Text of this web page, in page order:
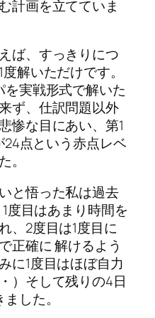
計画を立てていま
ば、すっきりにつ
解いただけです。
実戦形式で解いた
ず、仕訳問題以外
惨な目にあい、第1
点という赤点レベ
。
と悟った私は過去
度目はあまり時間を
、2度目は1度目に
正確に 解けるよう
に1度目はほぼ自力
）そして残りの4日
した。